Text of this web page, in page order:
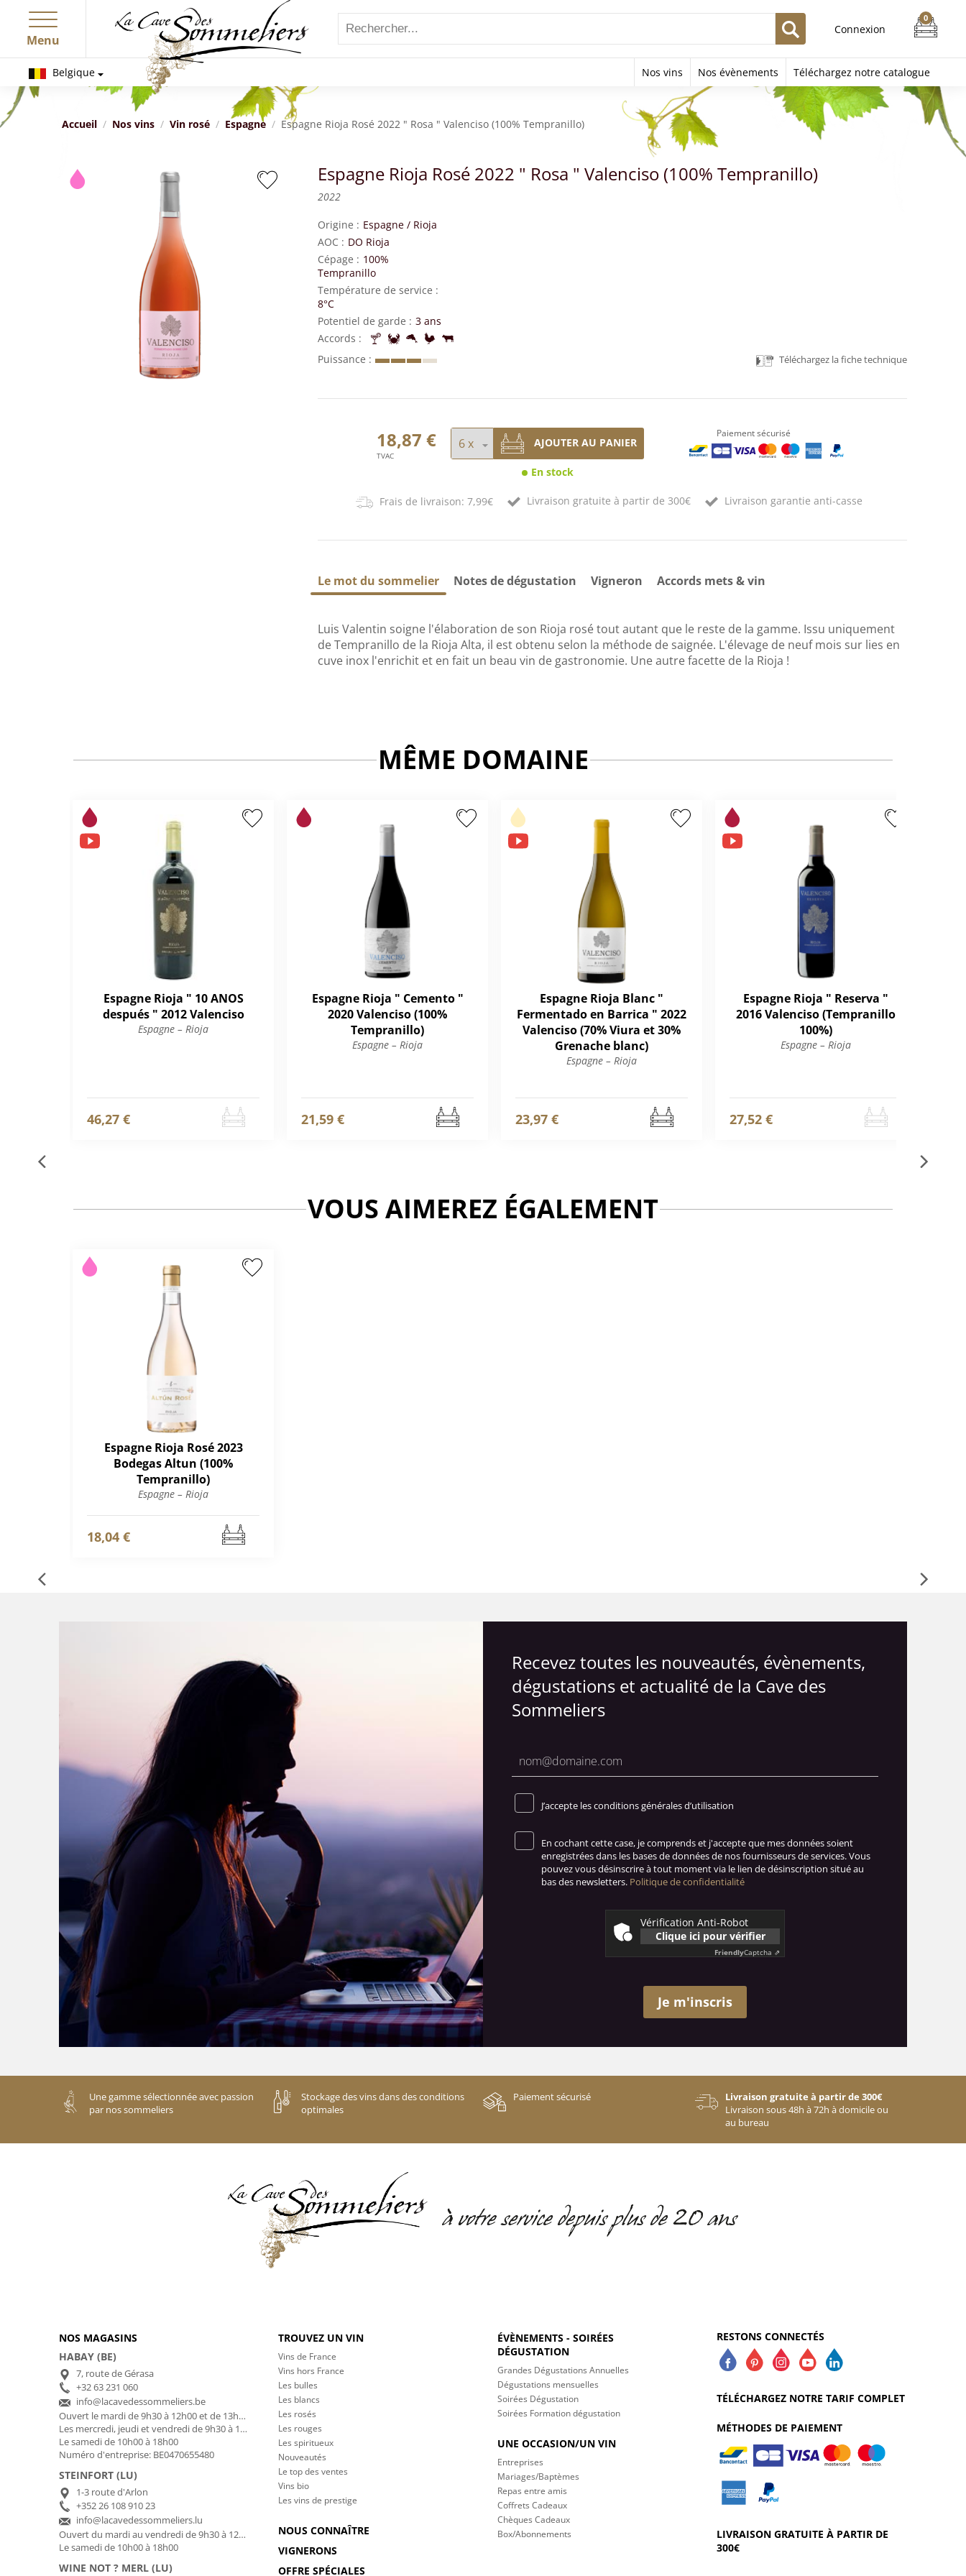
Connexion
Menu
Belgique Nos vins Nos évènements Téléchargez notre catalogue
Accueil Nos vins Vin rosé Espagne Espagne Rioja Rosé 2022 " Rosa " Valenciso (100% Tempranillo)
Espagne Rioja Rosé 2022 " Rosa " Valenciso (100% Tempranillo)
2022
Origine Espagne / Rioja
AOC
DO Rioja
Cépage
100%
Tempranillo
Température de service
8°C
Potentiel de garde
3 ans
Accords
Puissance
Téléchargez la fiche technique
18,87 €
TVAC
AJOUTER AU PANIER
En stock
Paiement sécurisé
Frais de livraison: 7,99€ Livraison gratuite à partir de 300€ Livraison garantie anti-casse
Le mot du sommelier Notes de dégustation Vigneron Accords mets & vin
Luis Valentin soigne l'élaboration de son Rioja rosé tout autant que le reste de la gamme. Issu uniquement
de Tempranillo de la Rioja Alta, il est obtenu selon la méthode de saignée. L'élevage de neuf mois sur lies en
cuve inox l'enrichit et en fait un beau vin de gastronomie. Une autre facette de la Rioja !
MÊME DOMAINE
Espagne Rioja " 10 ANOS
después " 2012 Valenciso
Espagne – Rioja
46,27 €
Espagne Rioja " Cemento "
2020 Valenciso (100%
Tempranillo)
Espagne – Rioja
21,59 €
Espagne Rioja Blanc "
Fermentado en Barrica " 2022
Valenciso (70% Viura et 30%
Grenache blanc)
Espagne – Rioja
23,97 €
Espagne Rioja " Reserva "
2016 Valenciso (Tempranillo
100%)
Espagne – Rioja
27,52 €
VOUS AIMEREZ ÉGALEMENT
Espagne Rioja Rosé 2023
Bodegas Altun (100%
Tempranillo)
Espagne – Rioja
18,04 €
Recevez toutes les nouveautés, évènements,
dégustations et actualité de la Cave des
Sommeliers
J’accepte les conditions générales d’utilisation
En cochant cette case, je comprends et j'accepte que mes données soient
enregistrées dans les bases de données de nos fournisseurs de services. Vous
pouvez vous désinscrire à tout moment via le lien de désinscription situé au
bas des newsletters. Politique de confidentialité
Vérification Anti-Robot
Clique ici pour vérifier
FriendlyCaptcha ⇗
Je m'inscris
Une gamme sélectionnée avec passion
par nos sommeliers
Stockage des vins dans des conditions
optimales
Paiement sécurisé
Livraison gratuite à partir de 300€
Livraison sous 48h à 72h à domicile ou
au bureau
NOS MAGASINS
HABAY (BE)
7, route de Gérasa
+32 63 231 060
info@lacavedessommeliers.be
Ouvert le mardi de 9h30 à 12h00 et de 13h00 à 17h00
Les mercredi, jeudi et vendredi de 9h30 à 12h00 et de 13h00 à 18h30
Le samedi de 10h00 à 18h00
Numéro d'entreprise: BE0470655480
STEINFORT (LU)
1-3 route d'Arlon
+352 26 108 910 23
info@lacavedessommeliers.lu
Ouvert du mardi au vendredi de 9h30 à 12h00 et de 13h00 à 18h30
Le samedi de 10h00 à 18h00
WINE NOT ? MERL (LU)
TROUVEZ UN VIN
Vins de France
Vins hors France
Les bulles
Les blancs
Les rosés
Les rouges
Les spiritueux
Nouveautés
Le top des ventes
Vins bio
Les vins de prestige
NOUS CONNAÎTRE
VIGNERONS
OFFRE SPÉCIALES
ÉVÈNEMENTS - SOIRÉES
DÉGUSTATION
Grandes Dégustations Annuelles
Dégustations mensuelles
Soirées Dégustation
Soirées Formation dégustation
UNE OCCASION/UN VIN
Entreprises
Mariages/Baptèmes
Repas entre amis
Coffrets Cadeaux
Chèques Cadeaux
Box/Abonnements
RESTONS CONNECTÉS
TÉLÉCHARGEZ NOTRE TARIF COMPLET
MÉTHODES DE PAIEMENT
LIVRAISON GRATUITE À PARTIR DE
300€